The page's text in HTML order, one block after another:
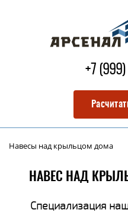
+7
Навесы над крыльцом дома
НАВЕС НАД
Специализация